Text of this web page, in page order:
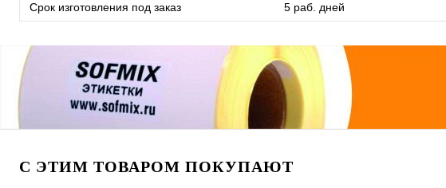
Срок изготовления под заказ 5 раб. дней
С ЭТИМ ТОВАРОМ ПОКУПАЮТ